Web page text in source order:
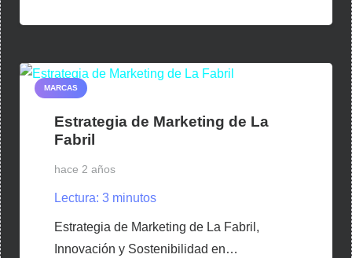
MARCAS
Estrategia de Marketing de La
Fabril
hace 2 años
Lectura: 3 minutos
Estrategia de Marketing de La Fabril,
Innovación y Sostenibilidad en…